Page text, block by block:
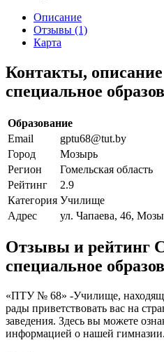
Описание
Отзывы (1)
Карта
Контакты,
специальное
Образование
Email
gptu68@tut.by
Город
Мозырь
Регион
Гомельская область
Рейтинг
2.9
Категория Училище
Адрес
ул. Чапаева, 46,
Отзывы и рейтинг
специальное
«ПТУ № 68» -Училище,
рады приветствовать вас на
заведения. Здесь вы можете
информацией о нашей гимназии.